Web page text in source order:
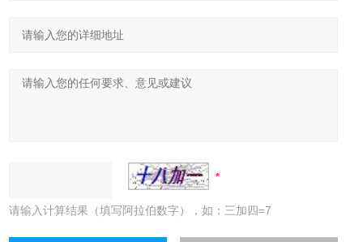
请输入计算结果（填写阿拉伯数字），如：三加四=7